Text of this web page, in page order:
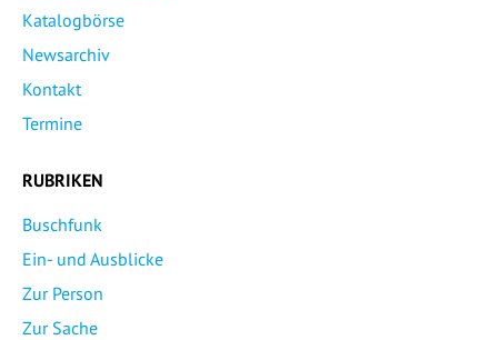
Katalogbörse
Newsarchiv
Kontakt
Termine
RUBRIKEN
Buschfunk
Ein- und Ausblicke
Zur Person
Zur Sache